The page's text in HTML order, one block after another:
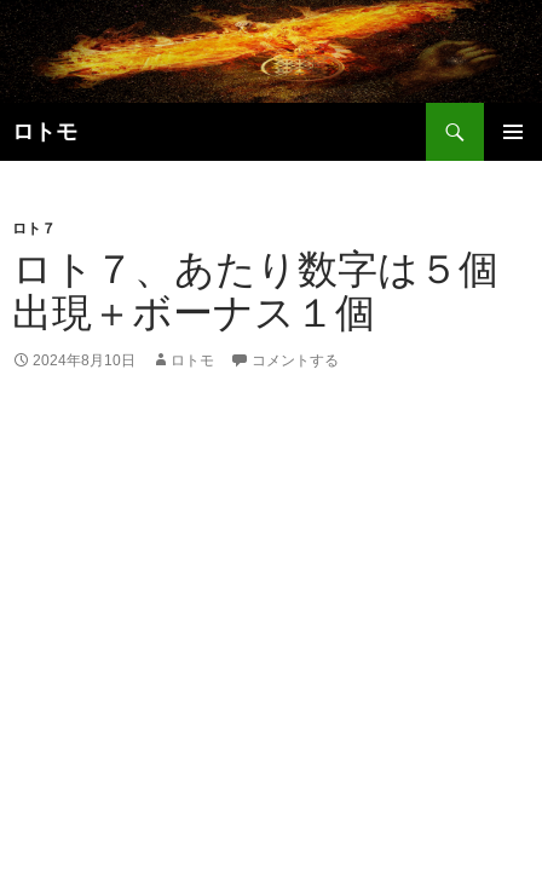
コ
ン
テ
ン
ツ
へ
ロトモ
索
ロト７
ロト７、あたり数字は５個
出現＋ボーナス１個
2024年8月10日 ロトモ コメントする